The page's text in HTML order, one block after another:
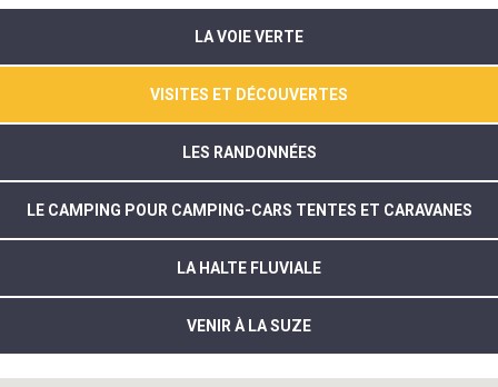
LA VOIE VERTE
VISITES ET DÉCOUVERTES
LES RANDONNÉES
LE CAMPING POUR CAMPING-CARS TENTES ET CARAVANES
LA HALTE FLUVIALE
VENIR À LA SUZE